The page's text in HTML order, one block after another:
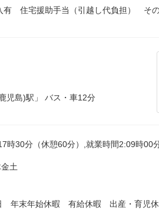
有 住宅援助手当（引越し代負担） その
児島)駅」 バス・車12分
時30分（休憩60分）,就業時間2:09時00
土
末年始休暇 有給休暇 出産・育児休